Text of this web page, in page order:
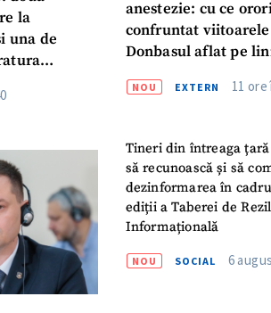
la
una de
anestezie: cu ce
confruntat
Donbasul aflat pe
NOU EXTERN 11
Tineri din întreaga
să recunoască și să
dezinformarea în
ediții a Taberei de
Informațională
NOU SOCIAL 6